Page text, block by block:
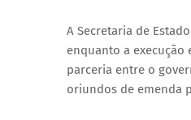
A Secretaria de
enquanto a execução
parceria entre o
oriundos de emenda